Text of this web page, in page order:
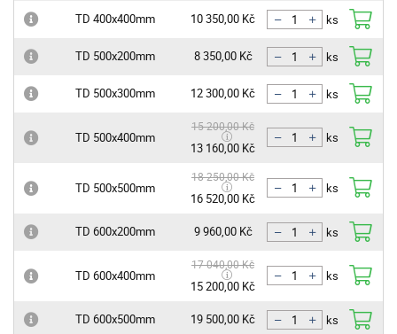
TD 400x400mm 10 350,00 Kč ks
TD 500x200mm 8 350,00 Kč ks
TD 500x300mm 12 300,00 Kč ks
TD 500x400mm
15 200,00 Kč
13 160,00 Kč ks
TD 500x500mm
18 250,00 Kč
16 520,00 Kč ks
TD 600x200mm 9 960,00 Kč ks
TD 600x400mm
17 040,00 Kč
15 200,00 Kč ks
TD 600x500mm 19 500,00 Kč ks